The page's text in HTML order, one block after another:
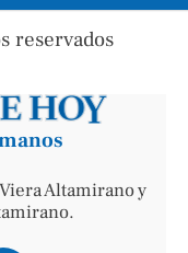
reservados
Altamirano y